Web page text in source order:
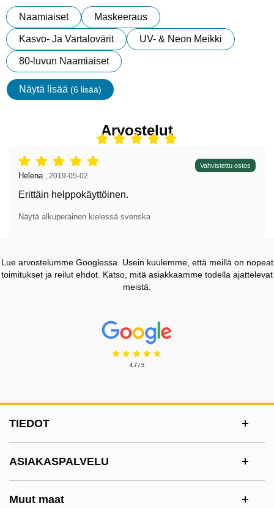
Naamiaiset Maskeeraus
Kasvo- Ja Vartalovärit UV- & Neon Meikki
80-luvun Naamiaiset
Näytä lisää (6 lisää)
ominaisuudet
Arvostelut
Arvostelu: 5 tähdet / 5, Vahvistettu ostos
Arvostelun kirjoittaja:
Helena 2019-05-02
Erittäin helppokäyttöinen.
Näytä alkuperäinen kielessä svenska
Lue arvostelumme Googlessa. Usein kuulemme, että meillä on nopeat
toimitukset ja reilut ehdot. Katso, mitä asiakkaamme todella ajattelevat
meistä.
Prisjakt Arvostelu: 4.7 Tähdet
4.7 / 5
TIEDOT
ASIAKASPALVELU
Muut maat